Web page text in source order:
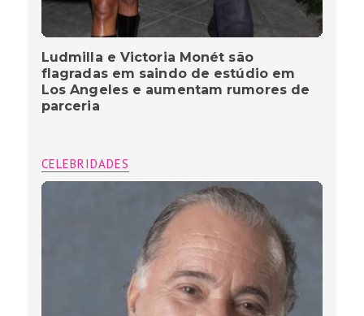
Ludmilla e Victoria Monét são
flagradas em saindo de estúdio em
Los Angeles e aumentam rumores de
parceria
CELEBRIDADES